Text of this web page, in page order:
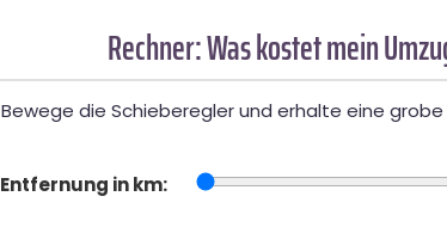
Rechner: Was kostet mein
Bewege die Schieberegler und erhalte eine
Entfernung in km: